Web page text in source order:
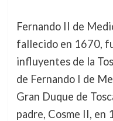
Fernando II de
fallecido en 1670,
influyentes de la
de Fernando I de
Gran Duque de
padre, Cosme II, en